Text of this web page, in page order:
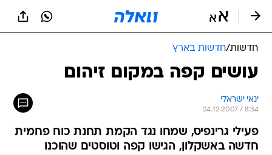
חדשות/חדשות בארץ
עושים קפה במקום זיהום
ינאי ישראלי
24.12.2007 / 8:34
פעילי גרינפיס, שמחו נגד הקמת תחנת כוח פחמית
חדשה באשקלון, הגישו קפה וטוסטים שהוכנו